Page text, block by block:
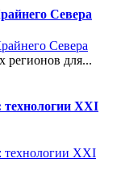
Севера
для...
XXI